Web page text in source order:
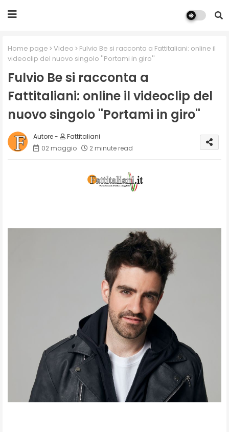
Home page Video
Fulvio Be si racconta a Fattitaliani: online il
videoclip del nuovo singolo ''Portami in giro''
Fulvio Be si racconta a
Fattitaliani: online il videoclip del
nuovo singolo ''Portami in giro''
Fattitaliani
02 maggio
2 minute read